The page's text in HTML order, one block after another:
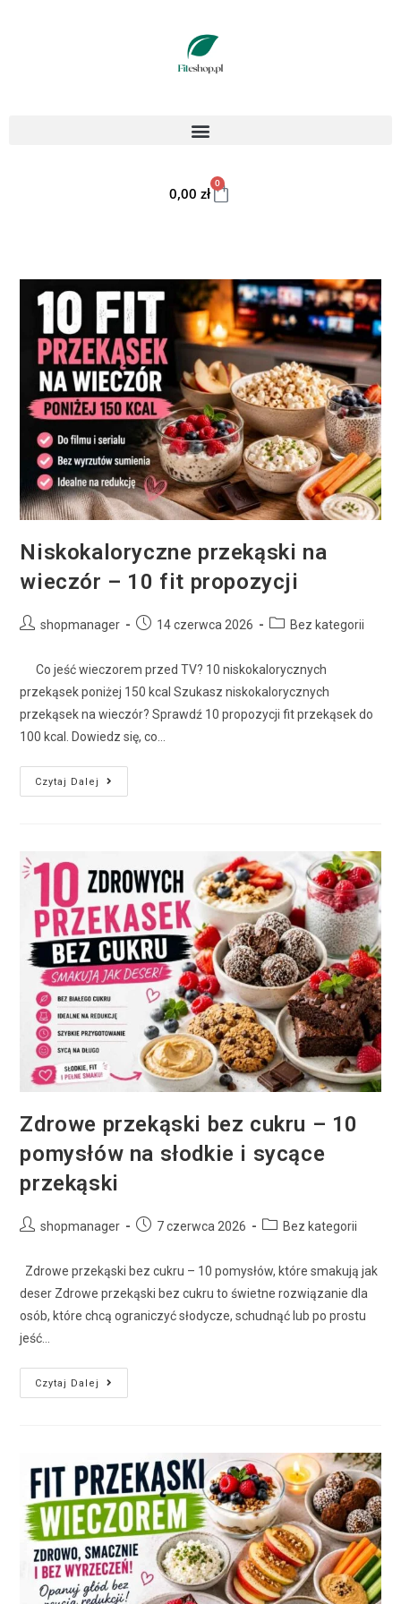
0,00 zł
0
Niskokaloryczne przekąski na
wieczór – 10 fit propozycji
shopmanager 14 czerwca 2026 Bez kategorii
Co jeść wieczorem przed TV? 10 niskokalorycznych
przekąsek poniżej 150 kcal Szukasz niskokalorycznych
przekąsek na wieczór? Sprawdź 10 propozycji fit przekąsek do
100 kcal. Dowiedz się, co…
Czytaj Dalej
Zdrowe przekąski bez cukru – 10
pomysłów na słodkie i sycące
przekąski
shopmanager 7 czerwca 2026 Bez kategorii
Zdrowe przekąski bez cukru – 10 pomysłów, które smakują jak
deser Zdrowe przekąski bez cukru to świetne rozwiązanie dla
osób, które chcą ograniczyć słodycze, schudnąć lub po prostu
jeść…
Czytaj Dalej